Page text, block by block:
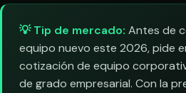
💡 Tip de mercado: Antes de
equipo nuevo este 2026, pide
cotización de equipo
de grado empresarial. Con la